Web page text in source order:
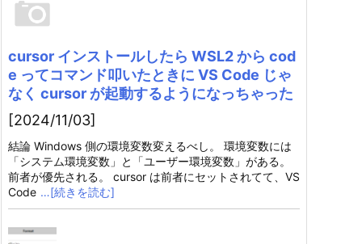
cursor インストールしたら WSL2 から cod
e ってコマンド叩いたときに VS Code じゃ
なく cursor が起動するようになっちゃった
[2024/11/03]
結論 Windows 側の環境変数変えるべし。 環境変数には
「システム環境変数」と「ユーザー環境変数」がある。
前者が優先される。 cursor は前者にセットされてて、VS
Code …[続きを読む]